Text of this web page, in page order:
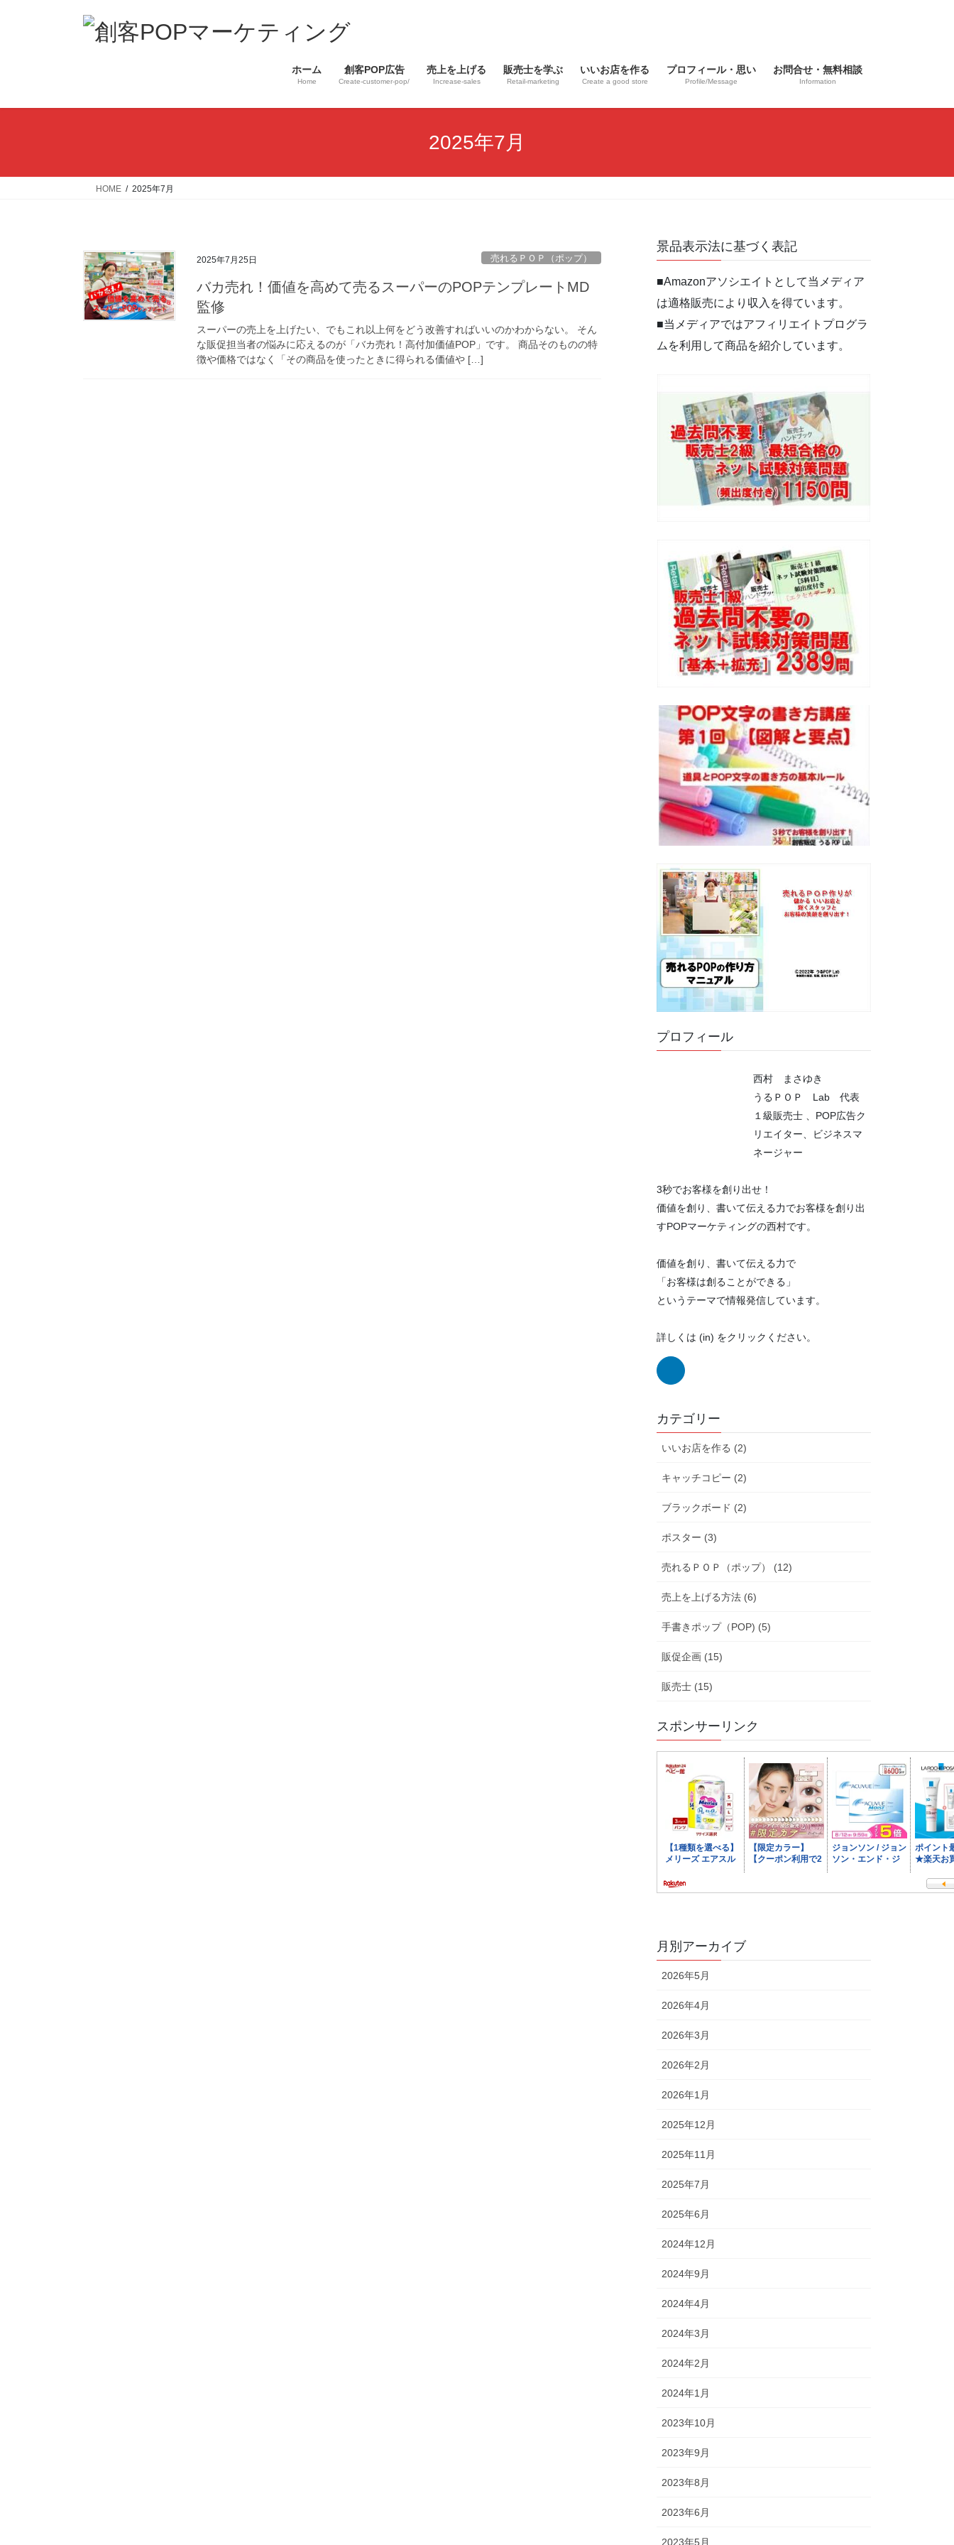
ス
ン
ホーム
Home
創客POP広告
Create-customer-pop/
売上を上げる
Increase-sales
販売士を学ぶ
Retail-marketing
いいお店を作る
Create a good store
プロフィール・思い
Profile/Message
お問合せ・無料相談
Information
2025年7月
HOME 2025年7月
2025年7月25日 売れるＰＯＰ（ポップ）
バカ売れ！価値を高めて売るスーパーのPOPテンプレートMD
監修
スーパーの売上を上げたい、でもこれ以上何をどう改善すればいいのかわからない。 そん
な販促担当者の悩みに応えるのが「バカ売れ！高付加価値POP」です。 商品そのものの特
徴や価格ではなく「その商品を使ったときに得られる価値や […]
景品表示法に基づく表記
■Amazonアソシエイトとして当メディア
は適格販売により収入を得ています。
■当メディアではアフィリエイトプログラ
ムを利用して商品を紹介しています。
プロフィール
西村 まさゆき
うるＰＯＰ Lab 代表
１級販売士 、POP広告ク
リエイター、ビジネスマ
ネージャー
3秒でお客様を創り出せ！
価値を創り、書いて伝える力でお客様を創り出
すPOPマーケティングの西村です。
価値を創り、書いて伝える力で
「お客様は創ることができる」
というテーマで情報発信しています。
詳しくは (in) をクリックください。
カテゴリー
いいお店を作る (2)
キャッチコピー (2)
ブラックボード (2)
ポスター (3)
売れるＰＯＰ（ポップ） (12)
売上を上げる方法 (6)
手書きポップ（POP) (5)
販促企画 (15)
販売士 (15)
スポンサーリンク
月別アーカイブ
2026年5月
2026年4月
2026年3月
2026年2月
2026年1月
2025年12月
2025年11月
2025年7月
2025年6月
2024年12月
2024年9月
2024年4月
2024年3月
2024年2月
2024年1月
2023年10月
2023年9月
2023年8月
2023年6月
2023年5月